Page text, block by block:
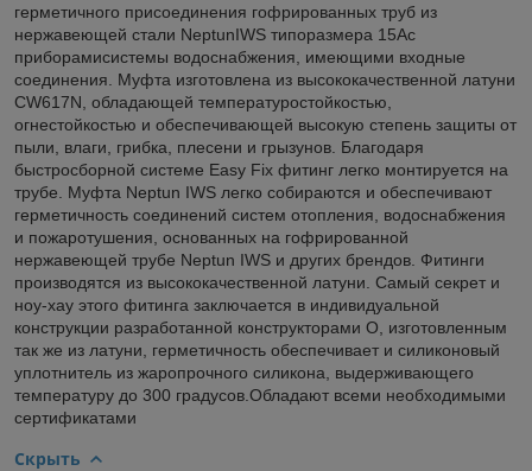
герметичного присоединения гофрированных труб из
нержавеющей стали NeptunIWS типоразмера 15Ас
приборамисистемы водоснабжения, имеющими входные
соединения. Муфта изготовлена из высококачественной латуни
CW617N, обладающей температуростойкостью,
огнестойкостью и обеспечивающей высокую степень защиты от
пыли, влаги, грибка, плесени и грызунов. Благодаря
быстросборной системе Easy Fix фитинг легко монтируется на
трубе. Муфта Neptun IWS легко собираются и обеспечивают
герметичность соединений систем отопления, водоснабжения
и пожаротушения, основанных на гофрированной
нержавеющей трубе Neptun IWS и других брендов. Фитинги
производятся из высококачественной латуни. Самый секрет и
ноу-хау этого фитинга заключается в индивидуальной
конструкции разработанной конструкторами О, изготовленным
так же из латуни, герметичность обеспечивает и силиконовый
уплотнитель из жаропрочного силикона, выдерживающего
температуру до 300 градусов.Обладают всеми необходимыми
сертификатами
Скрыть